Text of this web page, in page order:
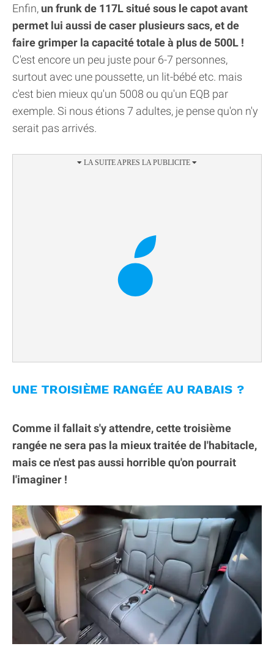
Enfin, un frunk de 117L situé sous le capot avant
permet lui aussi de caser plusieurs sacs, et de
faire grimper la capacité totale à plus de 500L !
C'est encore un peu juste pour 6-7 personnes,
surtout avec une poussette, un lit-bébé etc. mais
c'est bien mieux qu'un 5008 ou qu'un EQB par
exemple. Si nous étions 7 adultes, je pense qu'on n'y
serait pas arrivés.
UNE TROISIÈME RANGÉE AU RABAIS ?
Comme il fallait s'y attendre, cette troisième
rangée ne sera pas la mieux traitée de l'habitacle,
mais ce n'est pas aussi horrible qu'on pourrait
l'imaginer !